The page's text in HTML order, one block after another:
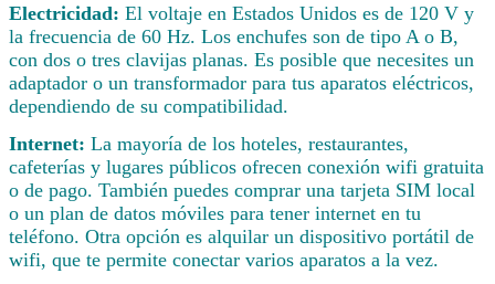
Electricidad: El voltaje en Estados Unidos es de 120 V y
la frecuencia de 60 Hz. Los enchufes son de tipo A o B,
con dos o tres clavijas planas. Es posible que necesites un
adaptador o un transformador para tus aparatos eléctricos,
dependiendo de su compatibilidad.
Internet: La mayoría de los hoteles, restaurantes,
cafeterías y lugares públicos ofrecen conexión wifi gratuita
o de pago. También puedes comprar una tarjeta SIM local
o un plan de datos móviles para tener internet en tu
teléfono. Otra opción es alquilar un dispositivo portátil de
wifi, que te permite conectar varios aparatos a la vez.